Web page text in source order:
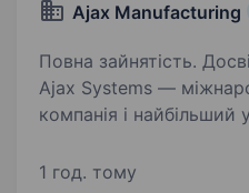
Ajax Manufacturing
Повна зайнятість.
Ajax Systems —
компанія і найбільший
уже понад 4,5 мільйони
1 год. тому